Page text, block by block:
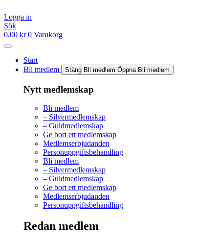
till
innehåll
Logga in
Sök
0,00 kr 0 Varukorg
Start
Bli medlem
Stäng Bli medlem Öppna Bli medlem
Nytt medlemskap
Bli medlem
– Silvermedlemskap
– Guldmedlemskap
Ge bort ett medlemskap
Medlemserbjudanden
Personuppgiftsbehandling
Bli medlem
– Silvermedlemskap
– Guldmedlemskap
Ge bort ett medlemskap
Medlemserbjudanden
Personuppgiftsbehandling
Redan medlem